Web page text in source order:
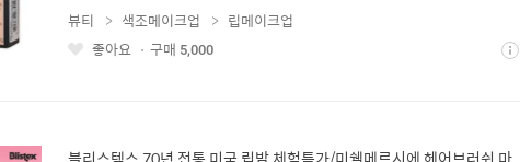
좋 상
뷰티 색조메이크업
립메이크업
좋아요
구매 5,000